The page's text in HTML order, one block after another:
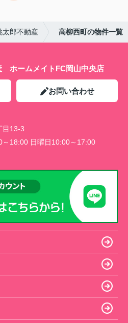
太郎不動産 高柳西町の物件一覧
ホームメイトFC岡山中央店
お問い合わせ
目13-3
～18:00 日曜日10:00～17:00